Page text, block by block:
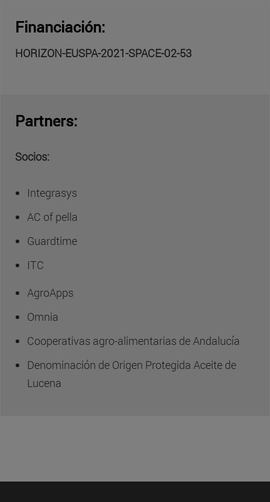
Financiación:
HORIZON-EUSPA-2021-SPACE-02-53
Partners:
Socios:
Integrasys
AC of pella
Guardtime
ITC
AgroApps
Omnia
Cooperativas agro-alimentarias de Andalucía
Denominación de Origen Protegida Aceite de
Lucena